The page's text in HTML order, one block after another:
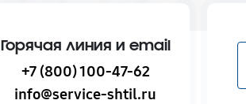
Горячая линия и email
+7 (800) 100-47-62
info@service-shtil.ru